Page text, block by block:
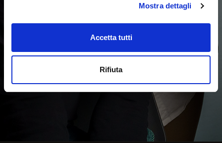
Mostra dettagli
Accetta tutti
Rifiuta